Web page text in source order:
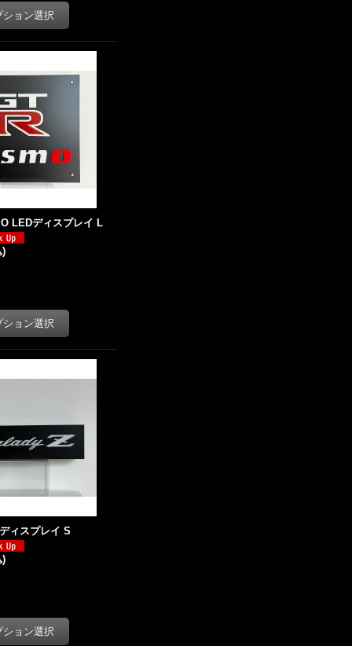
LEDディスプレイ L
)
ィスプレイ S
)